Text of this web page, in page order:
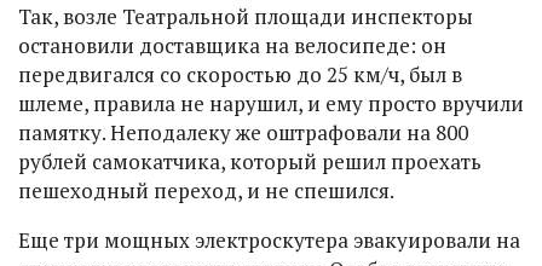
Так, возле Театральной площади инспекторы
остановили доставщика на велосипеде: он
передвигался со скоростью до 25 км/ч, был в
шлеме, правила не нарушил, и ему просто вручили
памятку. Неподалеку же оштрафовали на 800
рублей самокатчика, который решил проехать
пешеходный переход, и не спешился.
Еще три мощных электроскутера эвакуировали на